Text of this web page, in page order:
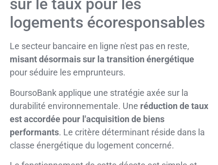
sur le taux pour les
logements écoresponsables
Le secteur bancaire en ligne n'est pas en reste,
misant désormais sur la transition énergétique
pour séduire les emprunteurs.
BoursoBank applique une stratégie axée sur la
durabilité environnementale. Une réduction de taux
est accordée pour l'acquisition de biens
performants. Le critère déterminant réside dans la
classe énergétique du logement concerné.